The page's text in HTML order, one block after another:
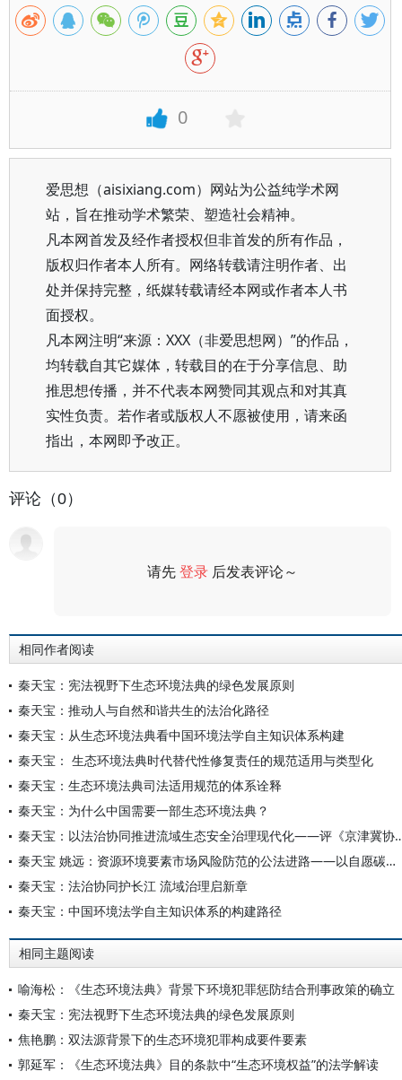
0
爱思想（aisixiang.com）网站为公益纯学术网
站，旨在推动学术繁荣、塑造社会精神。
凡本网首发及经作者授权但非首发的所有作品，
版权归作者本人所有。网络转载请注明作者、出
处并保持完整，纸媒转载请经本网或作者本人书
面授权。
凡本网注明“来源：XXX（非爱思想网）”的作品，
均转载自其它媒体，转载目的在于分享信息、助
推思想传播，并不代表本网赞同其观点和对其真
实性负责。若作者或版权人不愿被使用，请来函
指出，本网即予改正。
评论（0）
请先登录 后发表评论～
相同作者阅读
秦天宝：宪法视野下生态环境法典的绿色发展原则
秦天宝：推动人与自然和谐共生的法治化路径
秦天宝：从生态环境法典看中国环境法学自主知识体系构建
秦天宝： 生态环境法典时代替代性修复责任的规范适用与类型化
秦天宝：生态环境法典司法适用规范的体系诠释
秦天宝：为什么中国需要一部生态环境法典？
秦天宝：以法治协同推进流域生态安全治理现
秦天宝 姚远：资源环境要素市场风险防范的公法进路——以自愿碳市场为例
秦天宝：法治协同护长江 流域治理启新章
秦天宝：中国环境法学自主知识体系的构建路径
相同主题阅读
喻海松：《生态环境法典》背景下环境犯罪惩防结合刑事政策的确立
秦天宝：宪法视野下生态环境法典的绿色发展原则
焦艳鹏：双法源背景下的生态环境犯罪构成要件要素
郭延军：《生态环境法典》目的条款中“生态环境权益”的法学解读